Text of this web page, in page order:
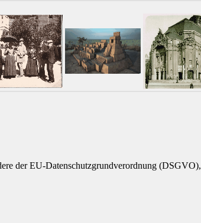
der EU-Datenschutzgrundverordnung (DSGVO),